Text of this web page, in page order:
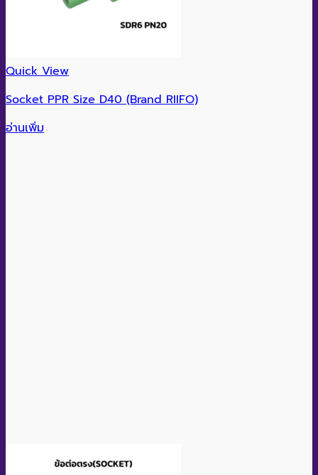
Quick View
Socket PPR Size D40 (Brand RIIFO)
อ่านเพิ่ม